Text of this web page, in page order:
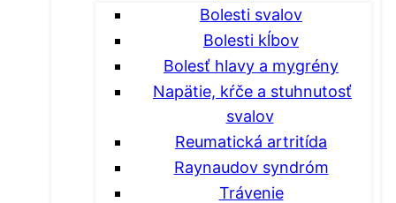
Bolesti svalov
Bolesti kĺbov
Bolesť hlavy a mygrény
Napätie, kŕče a stuhnutosť
svalov
Reumatická artritída
Raynaudov syndróm
Trávenie